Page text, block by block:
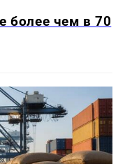
более чем в 70